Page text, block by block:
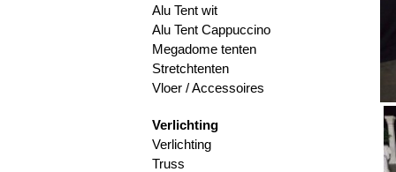
Alu Tent wit
Alu Tent Cappuccino
Megadome tenten
Stretchtenten
Vloer / Accessoires
Verlichting
Verlichting
Truss